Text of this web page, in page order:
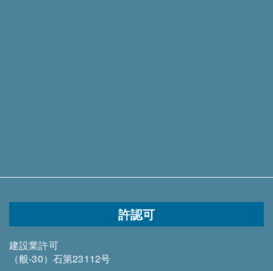
許認可
建設業許可
（般-30）石第23112号